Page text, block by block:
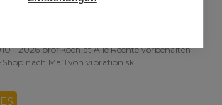
- 2026 profikoch.at Alle Rechte vorbehalten
Shop nach Maßvon vibration.sk